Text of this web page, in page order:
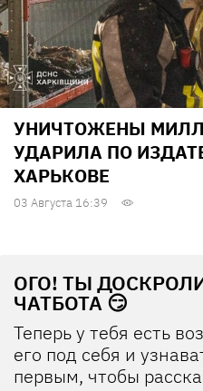
УНИЧТОЖЕНЫ
УДАРИЛА ПО
ХАРЬКОВЕ
03 Августа 16:39
ОГО! ТЫ
ЧАТБОТА 😏
Теперь у тебя есть
его под себя и
первым, чтобы